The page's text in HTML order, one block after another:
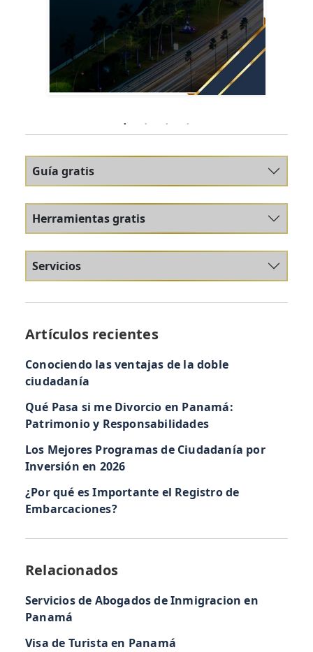
Guía gratis
Herramientas gratis
Servicios
Artículos recientes
Conociendo las ventajas de la doble
ciudadanía
Qué Pasa si me Divorcio en Panamá:
Patrimonio y Responsabilidades
Los Mejores Programas de Ciudadanía por
Inversión en 2026
¿Por qué es Importante el Registro de
Embarcaciones?
Relacionados
Servicios de Abogados de Inmigracion en
Panamá
Visa de Turista en Panamá